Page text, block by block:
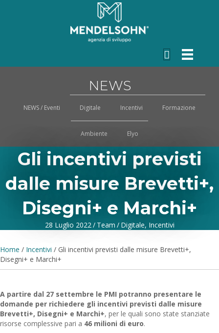
NEWS
NEWS / Eventi Digitale Incentivi Formazione
Ambiente Elyo
Gli incentivi previsti
dalle misure Brevetti+,
Disegni+ e Marchi+
28 Luglio 2022/ Team / Digitale, Incentivi
Home / Incentivi / Gli incentivi previsti dalle misure Brevetti+,
Disegni+ e Marchi+
A partire dal 27 settembre le PMI potranno presentare le
domande per richiedere gli incentivi previsti dalle misure
Brevetti+, Disegni+ e Marchi+, per le quali sono state stanziate
risorse complessive pari a 46 milioni di euro.